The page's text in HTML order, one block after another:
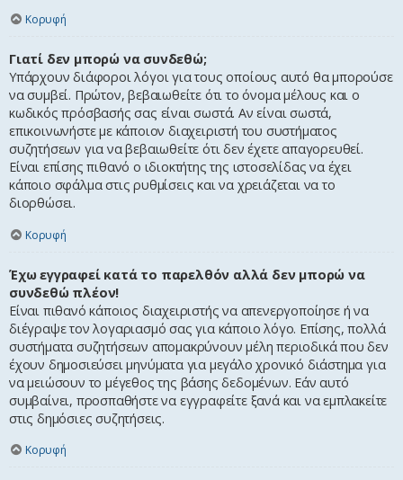
Κορυφή
Γιατί δεν μπορώ να συνδεθώ;
Υπάρχουν διάφοροι λόγοι για τους οποίους αυτό θα μπορούσε
να συμβεί. Πρώτον, βεβαιωθείτε ότι το όνομα μέλους και ο
κωδικός πρόσβασής σας είναι σωστά. Αν είναι σωστά,
επικοινωνήστε με κάποιον διαχειριστή του συστήματος
συζητήσεων για να βεβαιωθείτε ότι δεν έχετε απαγορευθεί.
Είναι επίσης πιθανό ο ιδιοκτήτης της ιστοσελίδας να έχει
κάποιο σφάλμα στις ρυθμίσεις και να χρειάζεται να το
διορθώσει.
Κορυφή
Έχω εγγραφεί κατά το παρελθόν αλλά δεν μπορώ να
συνδεθώ πλέον!
Είναι πιθανό κάποιος διαχειριστής να απενεργοποίησε ή να
διέγραψε τον λογαριασμό σας για κάποιο λόγο. Επίσης, πολλά
συστήματα συζητήσεων απομακρύνουν μέλη περιοδικά που δεν
έχουν δημοσιεύσει μηνύματα για μεγάλο χρονικό διάστημα για
να μειώσουν το μέγεθος της βάσης δεδομένων. Εάν αυτό
συμβαίνει, προσπαθήστε να εγγραφείτε ξανά και να εμπλακείτε
στις δημόσιες συζητήσεις.
Κορυφή